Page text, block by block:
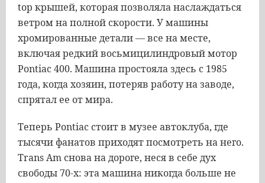
top крышей, которая позволяла наслаждаться
ветром на полной скорости. У машины
хромированные детали — все на месте,
включая редкий восьмицилиндровый мотор
Pontiac 400. Машина простояла здесь с 1985
года, когда хозяин, потеряв работу на заводе,
спрятал ее от мира.
Теперь Pontiac стоит в музее автоклуба, где
тысячи фанатов приходят посмотреть на него.
Trans Am снова на дороге, неся в себе дух
свободы 70-х: эта машина никогда больше не